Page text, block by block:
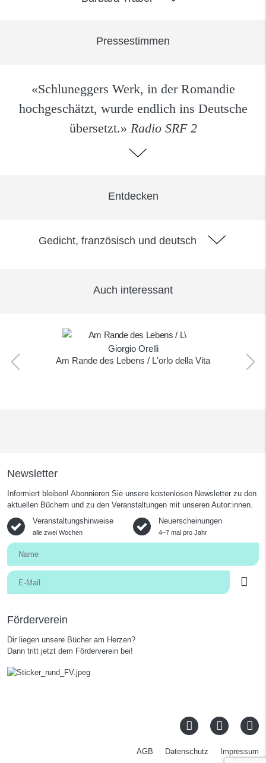
Pressestimmen
«Schluneggers Werk, in der Romandie
hochgeschätzt, wurde endlich ins Deutsche
übersetzt.» Radio SRF 2
Entdecken
Gedicht, französisch und deutsch
Auch interessant
Giorgio Orelli
Am Rande des Lebens / L'orlo della Vita
Newsletter
Informiert bleiben! Abonnieren Sie unsere kostenlosen Newsletter zu den
aktuellen Büchern und zu den Veranstaltungen mit unseren Autor:innen.
Veranstaltungshinweise
alle zwei Wochen
Neuerscheinungen
4–7 mal pro Jahr
Förderverein
Dir liegen unsere Bücher am Herzen?
Dann tritt jetzt dem Förderverein bei!
AGB Datenschutz Impressum